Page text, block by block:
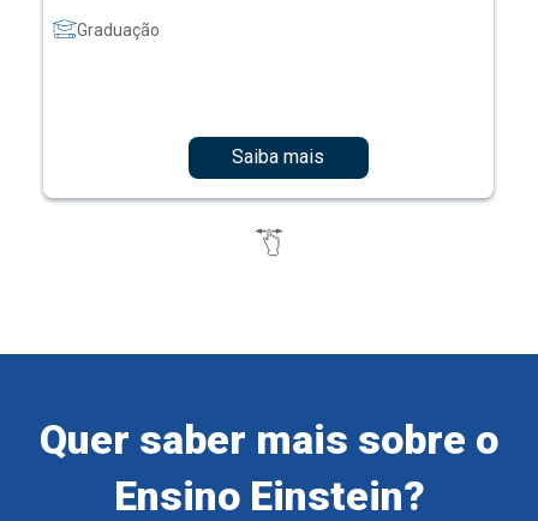
Graduação
Saiba mais
Quer saber mais sobre o
Ensino Einstein?